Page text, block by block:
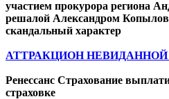
участием прокурора региона
решалой Александром
скандальный характер
АТТРАКЦИОН
Ренессанс Страхование
страховке